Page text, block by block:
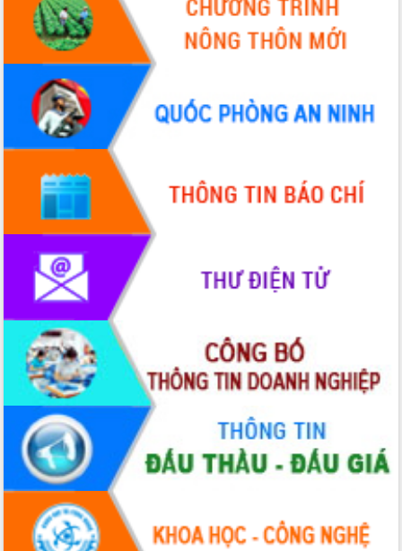
Họp báo thông tin về Hội nghị Công bố
Quy hoạch và Xúc tiến đầu tư tỉnh Đắk
Khơi thông điểm nghẽn, đẩy nhanh
giải ngân vốn khắc phục thiên tai
HĐND tỉnh thông qua điều chỉnh Quy
hoạch tỉnh thời kỳ 2021-2030
Hội thảo góp ý hồ sơ điều chỉnh quy
hoạch tỉnh Đắk Lắk thời kỳ 2021-2030,
tầm nhìn đến năm 2050
Nâng cao hiệu quả hoạt động của các
doanh nghiệp nhà nước
Hội nghị triển khai kết nối mạng
truyền số liệu chuyên dùng phục vụ cơ
quan Đảng, Nhà nước
Lễ phát động chuỗi hoạt động chung
tay làm sạch môi trường
Xã Ea Kar bước chuyển mình trong
công tác cải cách hành chính mô hình
mới
UBND tỉnh họp báo định kỳ tháng 4
năm 2026
Hội thảo khoa học “Giải pháp thúc đẩy
phát triển nền kinh tế xanh tại tỉnh
Đắk Lắk”
Tăng cường giám sát, đôn đốc thực
hiện nhiệm vụ quản lý tài sản công
hàng tuần